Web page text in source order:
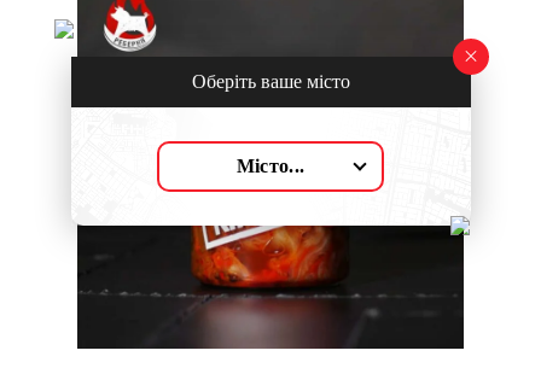
Оберіть ваше місто
Місто...